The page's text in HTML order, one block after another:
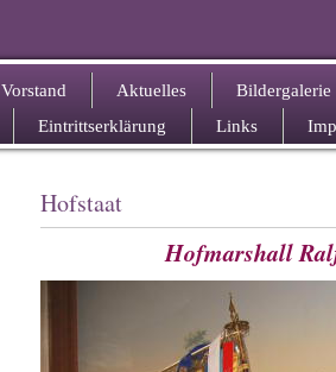
Vorstand Aktuelles Bildergalerie
Eintrittserklärung Links
Hofstaat
Hofmarshall